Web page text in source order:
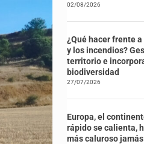
02/08/2026
¿Qué hacer frente
y los incendios?
territorio e
biodiversidad
27/07/2026
Europa, el
rápido se calienta,
más caluroso